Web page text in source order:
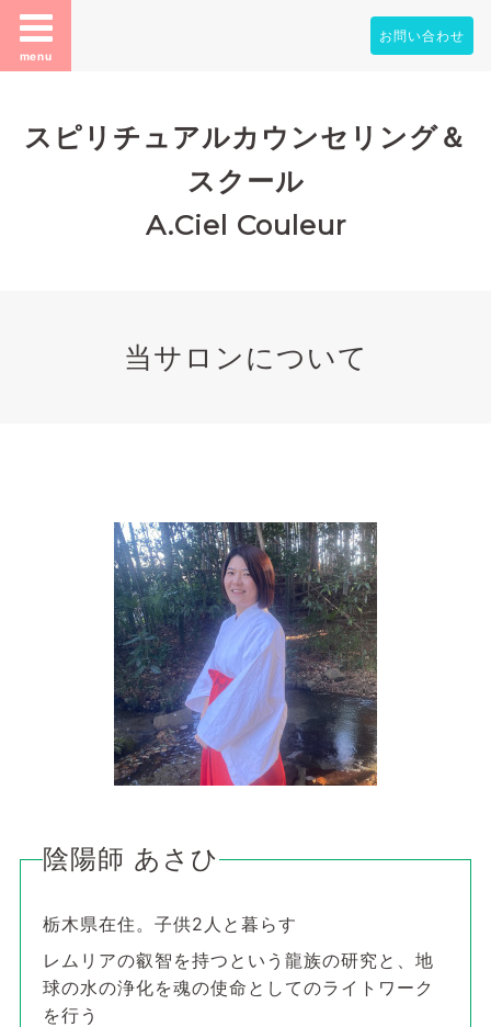
menu
お問い合わせ
スピリチュアルカウンセリング＆
スクール
A.Ciel Couleur
当サロンについて
陰陽師 あさひ
栃木県在住。子供2人と暮らす
レムリアの叡智を持つという龍族の研究と、地
球の水の浄化を魂の使命としてのライトワーク
を行う